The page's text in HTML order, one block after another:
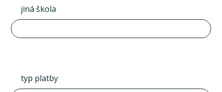
jiná škola
typ platby